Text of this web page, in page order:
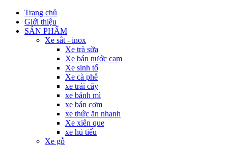
Trang chủ
Giới thiệu
SẢN PHẨM
Xe sắt - inox
Xe trà sữa
Xe bán nước cam
Xe sinh tố
Xe cà phê
xe trái cây
xe bánh mì
xe bán cơm
xe thức ăn nhanh
Xe xiên que
xe hủ tiếu
Xe gỗ